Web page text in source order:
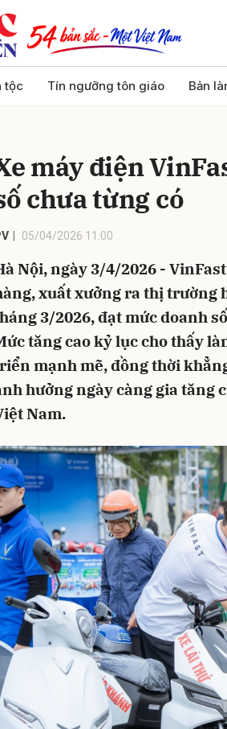
tộc Tín ngưỡng tôn giáo Bản
máy điện
chưa từng có
05/04/2026 11:00
Nội, ngày 3/4/2026 -
xuất xưởng ra thị trường
3/2026, đạt mức doanh
tăng cao kỷ lục cho thấy
mạnh mẽ, đồng thời
hưởng ngày càng gia tăng
Nam.
Gửi bình